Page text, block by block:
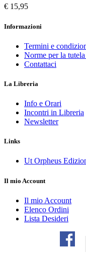
€ 15,95
Informazioni
Termini e
Norme per la
Contattaci
La Libreria
Info e Orari
Incontri in Libreria
Newsletter
Links
Ut Orpheus
Il mio Account
Il mio Account
Elenco Ordini
Lista Desideri